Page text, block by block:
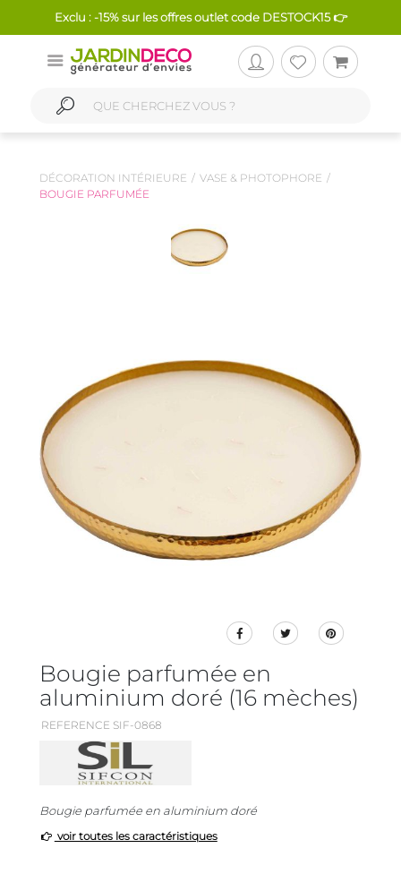
Exclu : -15% sur les offres outlet code DESTOCK15 👉
DÉCORATION INTÉRIEURE
VASE & PHOTOPHORE
BOUGIE PARFUMÉE
Bougie parfumée en
aluminium doré (16 mèches)
REFERENCE SIF-0868
Bougie parfumée en aluminium doré
voir toutes les caractéristiques